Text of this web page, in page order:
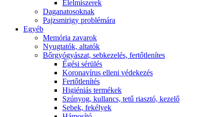
É́lelmiszerek
Daganatosoknak
Pajzsmirigy problémára
Egyéb
Memória zavarok
Nyugtatók, altatók
Bőrgyógyászat, sebkezelés, fertőtlenítes
É́gési sérülés
Koronavírus elleni védekezés
Fertőtlenítés
Higiéniás termékek
Szúnyog, kullancs, tetű riasztó, kezelő
Sebek, fekélyek